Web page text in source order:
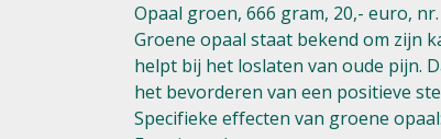
Opaal groen, 666 gram, 20,- euro, nr.
Groene opaal staat bekend om zijn
helpt bij het loslaten van oude pijn.
het bevorderen van een positieve
Specifieke effecten van groene opaal: